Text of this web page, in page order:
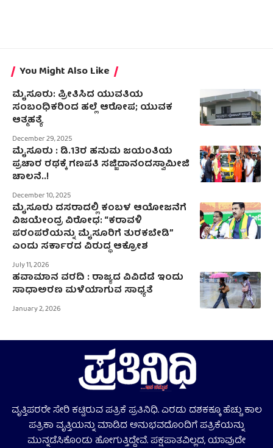
You Might Also Like
ಮೈಸೂರು: ಪ್ರೀತಿಸಿದ ಯುವತಿಯ
ಸಂಬಂಧಿಕರಿಂದ ಹಲ್ಲೆ ಆರೋಪ; ಯುವಕ
ಆತ್ಮಹತ್ಯೆ
December 29, 2025
ಮೈಸೂರು : ಡಿ.13ರ ಹನುಮ ಜಯಂತಿಯ
ಪ್ರಚಾರ ರಥಕ್ಕೆ ಗಣಪತಿ ಸಜ್ಜಿದಾನಂದಸ್ವಾಮೀಜಿ
ಚಾಲನೆ..!
December 10, 2025
ಮೈಸೂರು ದಸರಾದಲ್ಲಿ ಕಂಬಳ ಆಯೋಜನೆಗೆ
ವಿಜಯೇಂದ್ರ ವಿರೋಧ: “ಕರಾವಳಿ
ಪರಂಪರೆಯನ್ನು ಮೈಸೂರಿಗೆ ತುರಕಬೇಡಿ”
ಎಂದು ಸರ್ಕಾರದ ವಿರುದ್ಧ ಆಕ್ರೋಶ
July 11, 2026
ಹವಾಮಾನ ವರದಿ : ರಾಜ್ಯದ ವಿವಿದೆಡೆ ಇಂದು
ಸಾಧಾಅರಣ ಮಳೆಯಾಗುವ ಸಾಧ್ಯತೆ
January 2, 2026
ವೃತ್ತಿಪರರೇ ಸೇರಿ ಕಟ್ಟಿರುವ ಪತ್ರಿಕೆ ಪ್ರತಿನಿಧಿ. ಎರಡು ದಶಕಕ್ಕೂ ಹೆಚ್ಚು ಕಾಲ
ಪತ್ರಿಕಾ ವೃತ್ತಿಯನ್ನು ಮಾಡಿದ ಅನುಭವದೊಂದಿಗೆ ಪತ್ರಿಕೆಯನ್ನು
ಮುನ್ನಡೆಸಿಕೊಂಡು ಹೋಗುತ್ತಿದ್ದೇವೆ. ಪಕ್ಷಪಾತವಿಲ್ಲದ, ಯಾವುದೇ